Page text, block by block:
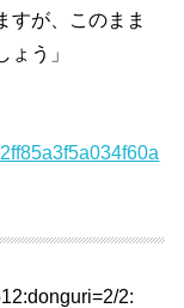
すが、このまま
う」
2: